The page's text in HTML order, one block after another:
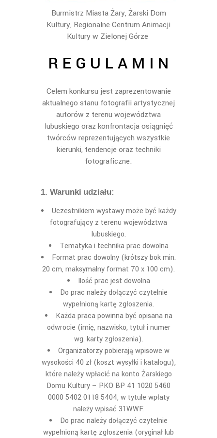
Burmistrz Miasta Żary, Żarski Dom
Kultury, Regionalne Centrum Animacji
Kultury w Zielonej Górze
R E G U L A M I N
Celem konkursu jest zaprezentowanie
aktualnego stanu fotografii artystycznej
autorów z terenu województwa
lubuskiego oraz konfrontacja osiągnięć
twórców reprezentujących wszystkie
kierunki, tendencje oraz techniki
fotograficzne.
1. Warunki udziału:
Uczestnikiem wystawy może być każdy
fotografujący z terenu województwa
lubuskiego.
Tematykai technikaprac dowolna
Format prac dowolny (krótszy bok min.
20 cm, maksymalny format 70 x 100 cm).
Ilość prac jest dowolna
Do prac należy dołączyć czytelnie
wypełnioną kartę zgłoszenia.
Każda praca powinna być opisana na
odwrocie (imię, nazwisko, tytułi numer
wg. karty zgłoszenia).
Organizatorzy pobierają wpisowe w
wysokości 40 zł(koszt wysyłki i katalogu),
które należy wpłacić na konto Żarskiego
Domu Kultury – PKO BP 41 1020 5460
0000 5402 0118 5404, w tytule wpłaty
należy wpisać 31WWF.
Do prac należy dołączyć czytelnie
wypełnioną kartę zgłoszenia (oryginałlub